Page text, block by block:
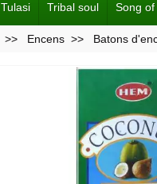
Tulasi Tribal soul Song of
Encens Batons